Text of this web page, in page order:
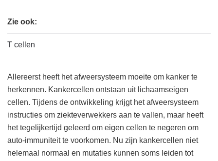
Zie ook:
T cellen
Allereerst heeft het afweersysteem moeite om kanker te
herkennen. Kankercellen ontstaan uit lichaamseigen
cellen. Tijdens de ontwikkeling krijgt het afweersysteem
instructies om ziekteverwekkers aan te vallen, maar heeft
het tegelijkertijd geleerd om eigen cellen te negeren om
auto-immuniteit te voorkomen. Nu zijn kankercellen niet
helemaal normaal en mutaties kunnen soms leiden tot